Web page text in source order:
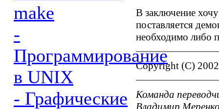
make
-
Программирование
в UNIX
- Графические
В заключение
поставляется
необходимо либо
Copyright (C)
Команда